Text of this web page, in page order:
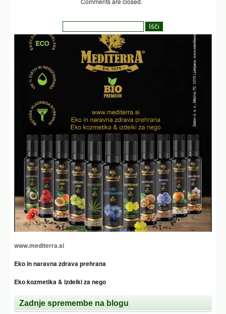
www.mediterra.si
Eko in naravna zdrava prehrana
Eko kozmetika & izdelki za nego
Zadnje spremembe na blogu